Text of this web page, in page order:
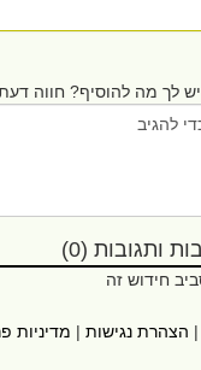
לך מה להוסיף? חווה
ותגובות (0)
חידוש זה
| הצהרת נגישות | מדיניות